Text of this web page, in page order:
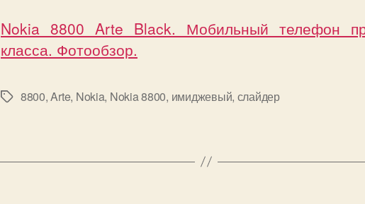
Nokia 8800 Arte Black. Мобильный телефон
класса. Фотообзор.
Метки8800,Arte, Nokia, Nokia 8800, имиджевый, слайдер